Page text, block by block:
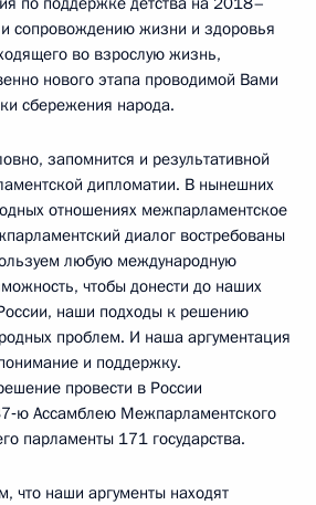
сопровождению жизни и здоровья
во взрослую жизнь,
нового этапа проводимой Вами
сбережения народа.
запомнится и результативной
дипломатии. В нынешних
отношениях межпарламентское
диалог востребованы
любую международную
чтобы донести до наших
наши подходы к решению
проблем. И наша аргументация
и поддержку.
провести в России
Ассамблею Межпарламентского
парламенты 171 государства.
что наши аргументы находят